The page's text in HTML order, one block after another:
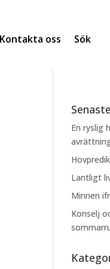
oss Sök
En ryslig
Lantligt
Minnen
Konselj